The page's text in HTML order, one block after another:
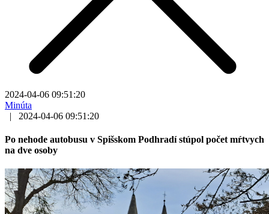
2024-04-06 09:51:20
Minúta
|
2024-04-06 09:51:20
Po nehode autobusu v Spišskom Podhradí stúpol počet mŕtvych
na dve osoby